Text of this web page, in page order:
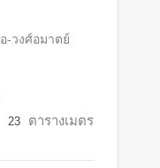
-วงศ์อมาตย์
23 ตารางเมตร